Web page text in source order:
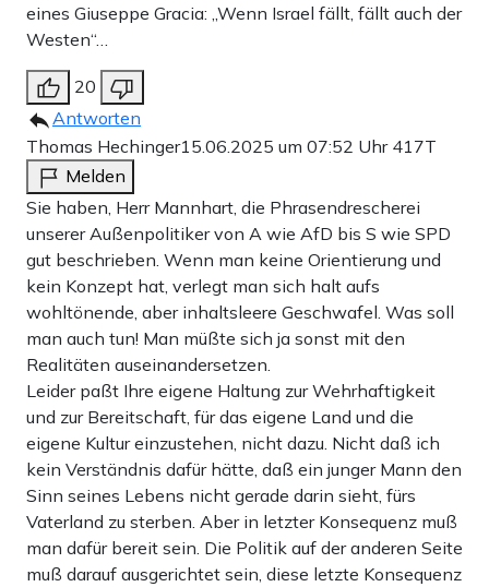
eines Giuseppe Gracia: „Wenn Israel fällt, fällt auch der
Westen“…
20
Antworten
Thomas Hechinger15.06.2025 um 07:52 Uhr 417T
Melden
Sie haben, Herr Mannhart, die Phrasendrescherei
unserer Außenpolitiker von A wie AfD bis S wie SPD
gut beschrieben. Wenn man keine Orientierung und
kein Konzept hat, verlegt man sich halt aufs
wohltönende, aber inhaltsleere Geschwafel. Was soll
man auch tun! Man müßte sich ja sonst mit den
Realitäten auseinandersetzen.
Leider paßt Ihre eigene Haltung zur Wehrhaftigkeit
und zur Bereitschaft, für das eigene Land und die
eigene Kultur einzustehen, nicht dazu. Nicht daß ich
kein Verständnis dafür hätte, daß ein junger Mann den
Sinn seines Lebens nicht gerade darin sieht, fürs
Vaterland zu sterben. Aber in letzter Konsequenz muß
man dafür bereit sein. Die Politik auf der anderen Seite
muß darauf ausgerichtet sein, diese letzte Konsequenz